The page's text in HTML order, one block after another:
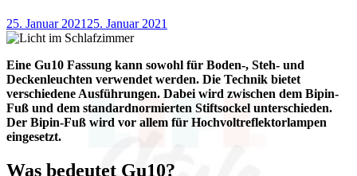
25. Januar 2021 25. Januar 2021
Eine Gu10 Fassung kann sowohl für Boden-, Steh- und
Deckenleuchten verwendet werden. Die Technik bietet
verschiedene Ausführungen. Dabei wird zwischen dem Bipin-
Fuß und dem standardnormierten Stiftsockel unterschieden.
Der Bipin-Fuß wird vor allem für Hochvoltreflektorlampen
eingesetzt.
Was bedeutet Gu10?